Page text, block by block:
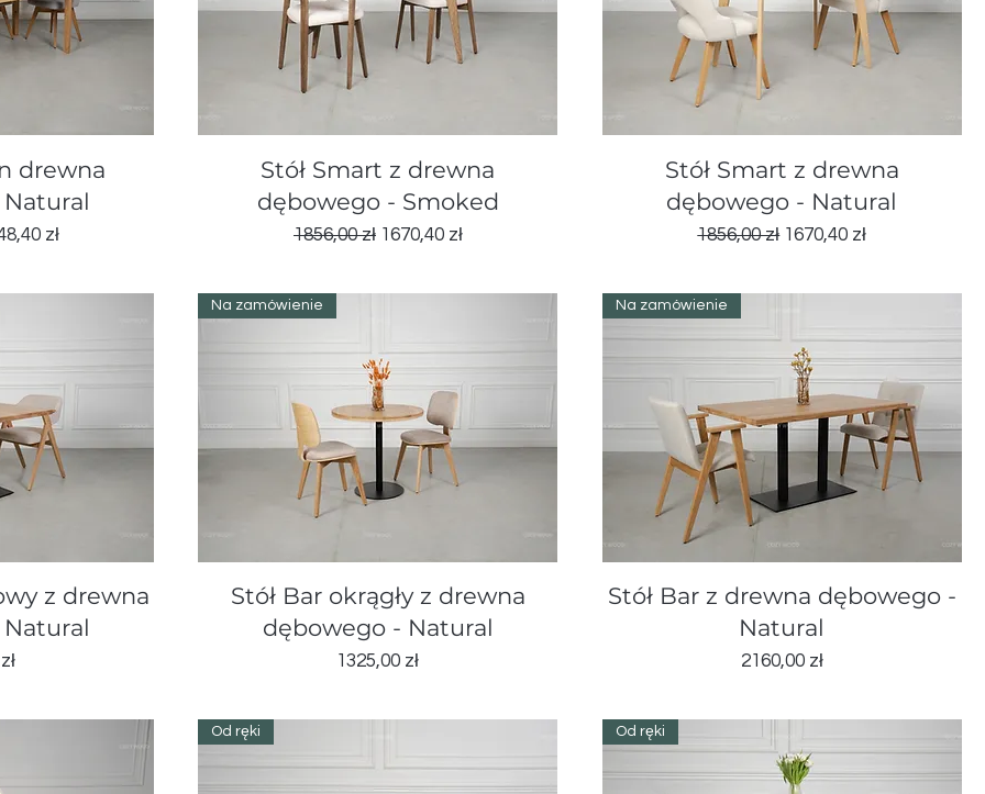
drewna
rabatowa
zł
Podgląd
Stół Smart z drewna
dębowego - Smoked
Regularna cena
1856,00 zł Cena rabatowa
1670,40 zł
Podgląd
Stół Smart z drewna
dębowego - Natural
Regularna cena
1856,00 zł Cena rabatowa
1670,40 zł
z drewna
Podgląd
Na zamówienie
Stół Bar okrągły z drewna
dębowego - Natural
Cena
1325,00 zł
Podgląd
Na zamówienie
Stół Bar z drewna dębowego -
Natural
Cena
2160,00 zł
Od ręki Od ręki